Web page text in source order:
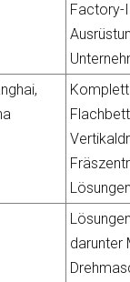
Factory-
darunter